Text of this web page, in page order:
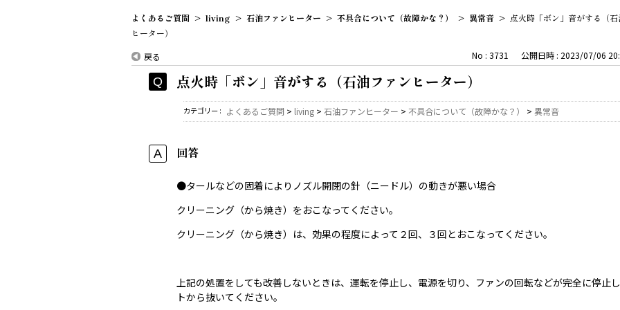
よくあるご質問 > living > 石油ファンヒーター > 不具合について（故障かな？） > 異常音 > 点火時「ボン」音がする（
ヒーター）
戻る
No : 3731 公開日時 : 2023/07/06
点火時「ボン」音がする（石油ファンヒーター）
カテゴリー : よくあるご質問 > living> 石油ファンヒーター > 不具合について（故障かな？） > 異常音
回答
●タールなどの固着によりノズル開閉の針（ニードル）の動きが悪い場合
クリーニング（から焼き）をおこなってください。
クリーニング（から焼き）は、効果の程度によって２回、３回とおこなってください。
上記の処置をしても改善しないときは、運転を停止し、電源を切り、ファンの回転などが完全に停止
トから抜いてください。